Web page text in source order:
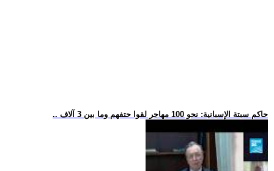
.. حاكم سبتة الإسبانية: نحو 100 مهاجر لقوا حتفهم وما بين 3 آلاف